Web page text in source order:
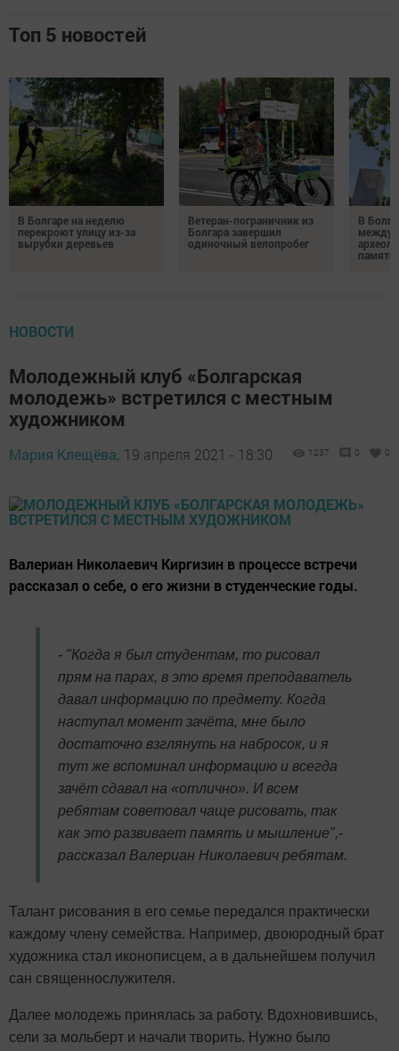
Топ 5 новостей
В Болгаре на неделю
перекроют улицу из-за
вырубки деревьев
Ветеран-пограничник из
Болгара завершил
одиночный велопробег
В
памяти
НОВОСТИ
Молодежный клуб «Болгарская
молодежь» встретился с местным
художником
Мария Клещёва, 19 апреля 2021 - 18:30 1237 0 0
Валериан Николаевич Киргизин в процессе встречи
рассказал о себе, о его жизни в студенческие годы.
- "Когда я был студентам, то рисовал
прям на парах, в это время преподаватель
давал информацию по предмету. Когда
наступал момент зачёта, мне было
достаточно взглянуть на набросок, и я
тут же вспоминал информацию и всегда
зачёт сдавал на «отлично». И всем
ребятам советовал чаще рисовать, так
как это развивает память и мышление",-
рассказал Валериан Николаевич ребятам.
Талант рисования в его семье передался практически
каждому члену семейства. Например, двоюродный брат
художника стал иконописцем, а в дальнейшем получил
сан священнослужителя.
Далее молодежь принялась за работу. Вдохновившись,
сели за мольберт и начали творить. Нужно было